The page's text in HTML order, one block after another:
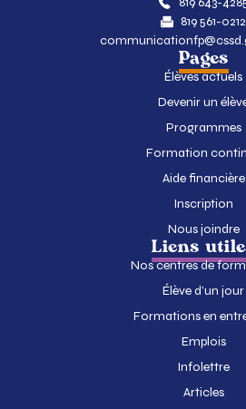
819 561-0212
Pages
Élèves actuels
Devenir un
Programmes
Formation
Aide financière
Inscription
Nous joindre
Liens
Nos centres de
Élève d’un jour
Formations en
Emplois
Infolettre
Articles